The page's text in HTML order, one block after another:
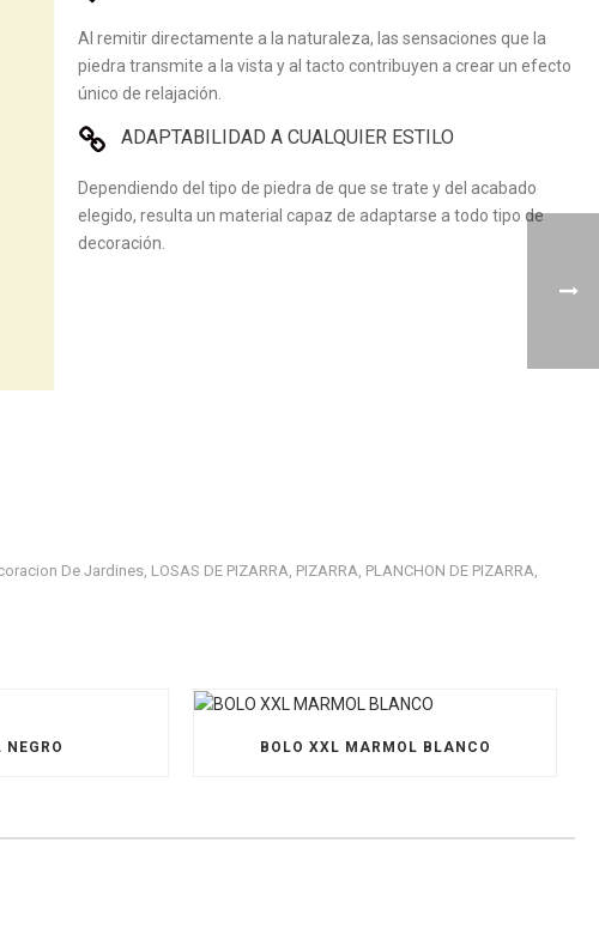
Al remitir directamente a la naturaleza, las sensaciones que la
piedra transmite a la vista y al tacto contribuyen a crear un efecto
único de relajación.
ADAPTABILIDAD A CUALQUIER ESTILO
Dependiendo del tipo de piedra de que se trate y del acabado
elegido, resulta un material capaz de adaptarse a todo tipo de
decoración.
De Jardines, LOSAS DE PIZARRA, PIZARRA, PLANCHON DE PIZARRA,
NEGRO BOLO XXL MARMOL BLANCO